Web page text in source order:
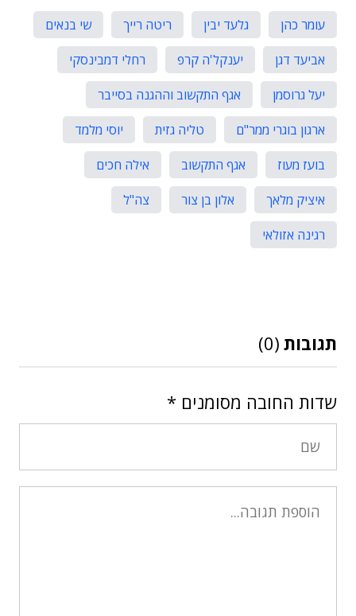
עומר כהן גלעד יבין ריטה רייך
שי בנאים
אביעד דגן
יענקל'ה קרפ
רחלי דמבינסקי
יעל גרוסמן
אגף התקשוב וההגנה בסייבר
ארגון בוגרי ממר"ם
טליה גזית
יוסי מלמד
בועז מעוז
אגף התקשוב
אילה חכים
איציק מלאך
אלון בן צור
צה"ל
רגינה אזולאי
תגובות (0)
שדות החובה מסומנים *